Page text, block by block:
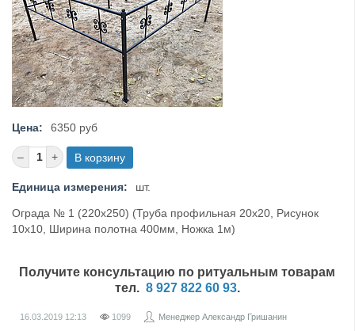
Цена: 6350 руб
Единица измерения: шт.
Ограда № 1 (220х250) (Труба профильная 20х20, Рисунок
10х10, Ширина полотна 400мм, Ножка 1м)
Получите консультацию по ритуальным товарам
тел. 8 927 822 60 93.
16.03.2019 12:13 1099 Менеджер Александр Гришанин